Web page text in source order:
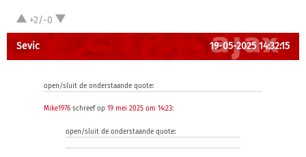
+2/-0
Sevic 19-05-2025 14:32:15
open/sluit de onderstaande quote:
Mike1976 schreef op 19 mei 2025 om 14:23:
open/sluit de onderstaande quote: